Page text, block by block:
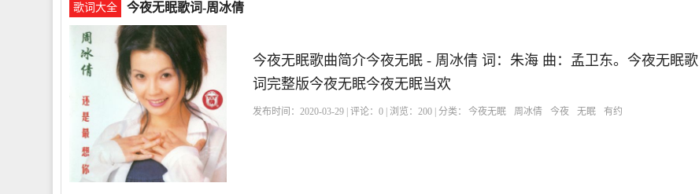
歌词大全 今夜无眠歌词-周冰倩
今夜无眠歌曲简介今夜无眠 - 周冰倩 词：朱海 曲：孟卫东。今夜无眠歌
词完整版今夜无眠今夜无眠当欢
发布时间：2020-03-29 | 评论：0 | 浏览：200 | 分类： 今夜无眠 周冰倩 今夜 无眠 有约